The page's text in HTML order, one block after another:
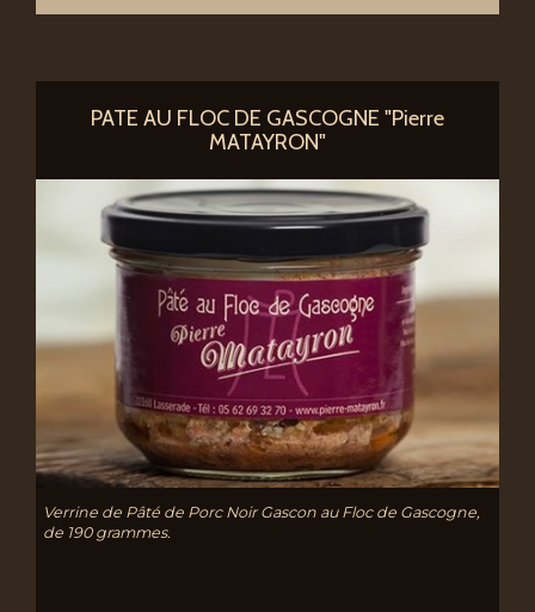
PATE AU FLOC DE GASCOGNE "Pierre
MATAYRON"
Verrine de Pâté de Porc Noir Gascon au Floc de Gascogne,
de 190 grammes.